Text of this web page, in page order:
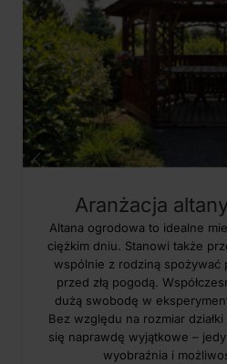
Aranżacja
Altana ogrodowa to idealne
ciężkim dniu. Stanowi także
wspólnie z rodziną spożywać
przed złą pogodą.
dużą swobodę w
Bez względu na rozmiar
się naprawdę wyjątkowe –
wyobraźnia i